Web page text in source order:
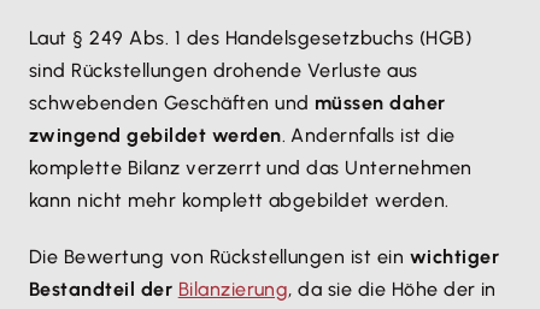
Laut § 249 Abs. 1 des Handelsgesetzbuchs (HGB)
sind Rückstellungen drohende Verluste aus
schwebenden Geschäften und müssen daher
zwingend gebildet werden. Andernfalls ist die
komplette Bilanz verzerrt und das Unternehmen
kann nicht mehr komplett abgebildet werden.
Die Bewertung von Rückstellungen ist ein wichtiger
Bestandteil der Bilanzierung, da sie die Höhe der in